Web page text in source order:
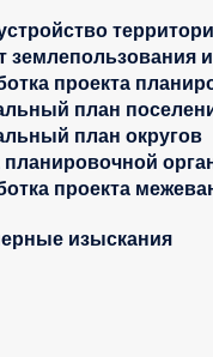
землепользования
проекта
план
план округов
проекта
изыскания